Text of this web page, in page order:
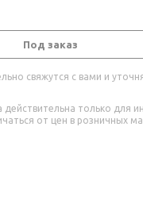
Под заказ
свяжутся с вами и
действительна только для
от цен в розничных